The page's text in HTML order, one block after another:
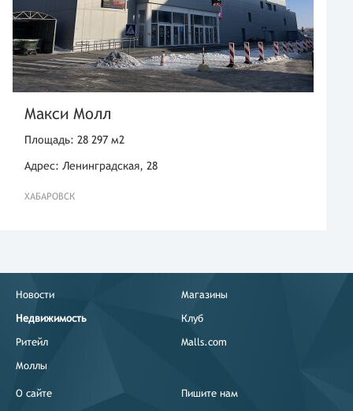
Макси Молл
Площадь: 28 297 м2
Адрес: Ленинградская, 28
ХАБАРОВСК
Новости
Недвижимость
Ритейл
Моллы
Магазины
Клуб
Malls.com
О сайте Пишите нам